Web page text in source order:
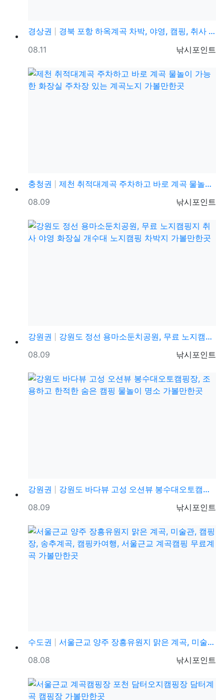
경상권
경북 포항 하옥계곡 차박, 야영, 캠핑, 취사 가능한 …
등록자
낚시포인트
등록일
08.11
충청권
제천 취적대계곡 주차하고 바로 계곡 물놀이 가능한 화장…
등록자
낚시포인트
등록일
08.09
강원권
강원도 정선 용마소둔치공원, 무료 노지캠핑지 취사 야영…
등록자
낚시포인트
등록일
08.09
강원권
강원도 바다뷰 고성 오션뷰 봉수대오토캠핑장, 조용하고 …
등록자
낚시포인트
등록일
08.09
수도권
서울근교 양주 장흥유원지 맑은 계곡, 미술관, 캠핑장,…
등록자
낚시포인트
등록일
08.08